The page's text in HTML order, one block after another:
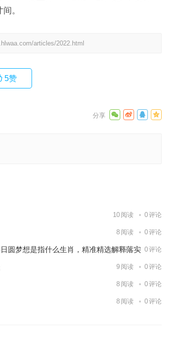
。
articles/2022.html
5赞
10 阅读 0评论
8 阅读 0评论
圆梦想是指什么生肖，精准精选解释落实
11阅读 0评论
9 阅读 0评论
8 阅读 0评论
8 阅读 0评论